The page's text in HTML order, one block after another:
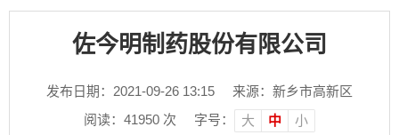
佐今明制药股份有限公司
发布日期：2021-09-26 13:15
来源：新乡市高新区
阅读： 41950 次 字号： 大 中 小